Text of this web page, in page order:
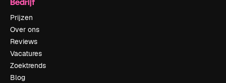
Prijzen
Over ons
Reviews
Vacatures
Zoektrends
Blog